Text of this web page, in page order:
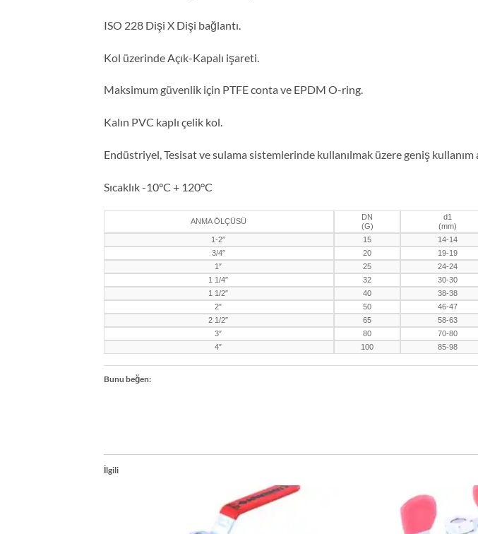
ISO 228 Dişi X Dişi bağlantı.
Kol üzerinde Açık-Kapalı işareti.
Maksimum güvenlik için PTFE conta ve EPDM O-ring.
Kalın PVC kaplı çelik kol.
Endüstriyel, Tesisat ve sulama sistemlerinde kullanılmak üzere geniş kullanım
Sıcaklık -10°C + 120°C
ANMA ÖLÇÜSÜ
DN
(G)
d1
(mm)
1-2″
15 14-14
3/4″
20 19-19
1″
25 24-24
1 1/4″
32 30-30
1 1/2″
40 38-38
2″
50 46-47
2 1/2″
65 58-63
3″
80 70-80
4″
100 85-98
Bunu beğen:
İlgili